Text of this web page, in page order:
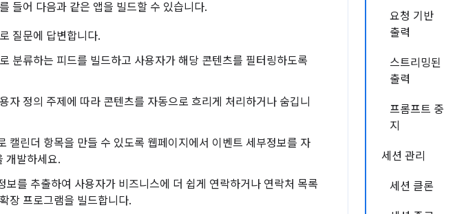
요청 기반
출력
스트리밍된
출력
프롬프트 중
지
세션 관리
세션 클론
들어 다음과 같은 앱을 빌드할 수 있습니다.
질문에 답변합니다.
분류하는 피드를 빌드하고 사용자가 해당 콘텐츠를 필터링하도록
자 정의 주제에 따라 콘텐츠를 자동으로 흐리게 처리하거나 숨깁니
캘린더 항목을 만들 수 있도록 웹페이지에서 이벤트 세부정보를 자
개발하세요.
보를 추출하여 사용자가 비즈니스에 더 쉽게 연락하거나 연락처 목록
장 프로그램을 빌드합니다.